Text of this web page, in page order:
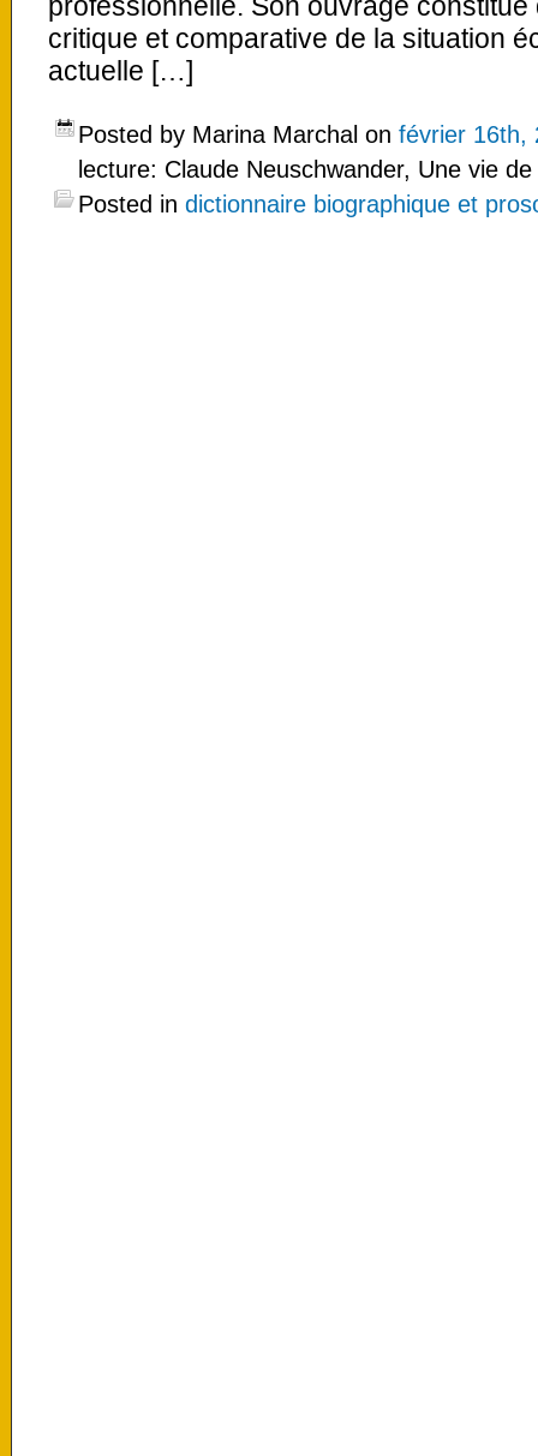
professionnelle. Son ouvrage
critique et comparative de la situation
actuelle […]
Posted by Marina Marchal on février 16th,
lecture: Claude Neuschwander, Une vie
Posted in dictionnaire biographique et